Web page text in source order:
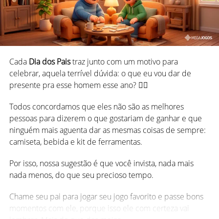
Isso mesmo, conforme a prática do jogo de cartas se
popularizou pelo país, essas três regiões acabaram
desenvolvendo algumas regras próprias sobre as quais
vamos falar adiante.
Cada Dia dos Paistraz junto com um motivo para
celebrar, aquela terrível dúvida: o que eu vou dar de
presente pra esse homem esse ano? 😵‍💫
Todos concordamos que eles não são as melhores
pessoas para dizerem o que gostariam de ganhar e que
ninguém mais aguenta dar as mesmas coisas de sempre:
camiseta, bebida e kit de ferramentas.
Por isso, nossa sugestão é que você invista, nada mais
nada menos, do que seu precioso tempo.
Chame seu pai para jogar seu jogo favorito e passe bons
momentos com ele, porque isso ele com certeza vai